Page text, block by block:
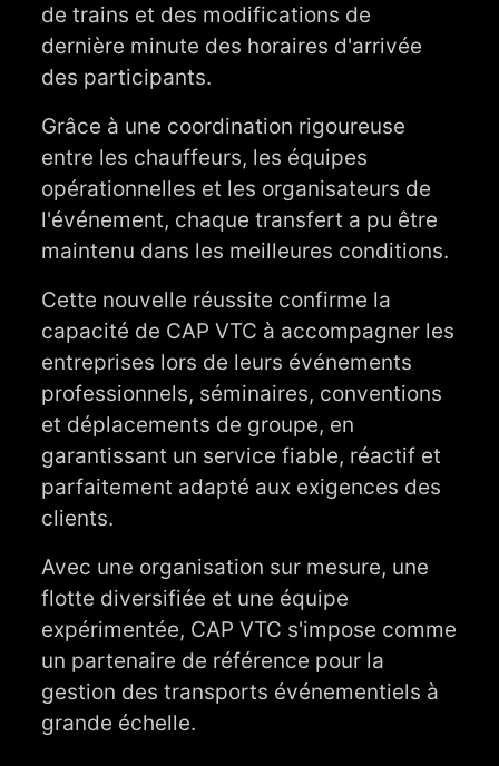
de trains et des modifications de
dernière minute des horaires d'arrivée
des participants.
Grâce à une coordination rigoureuse
entre les chauffeurs, les équipes
opérationnelles et les organisateurs de
l'événement, chaque transfert a pu être
maintenu dans les meilleures conditions.
Cette nouvelle réussite confirme la
capacité de CAP VTC à accompagner les
entreprises lors de leurs événements
professionnels, séminaires, conventions
et déplacements de groupe, en
garantissant un service fiable, réactif et
parfaitement adapté aux exigences des
clients.
Avec une organisation sur mesure, une
flotte diversifiée et une équipe
expérimentée, CAP VTC s'impose comme
un partenaire de référence pour la
gestion des transports événementiels à
grande échelle.